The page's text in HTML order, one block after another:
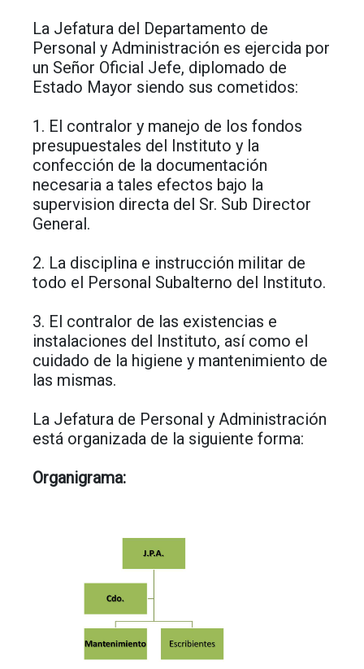
La Jefatura del Departamento de
Personal y Administración es ejercida por
un Señor Oficial Jefe, diplomado de
Estado Mayor siendo sus cometidos:
1. El contralor y manejo de los fondos
presupuestales del Instituto y la
confección de la documentación
necesaria a tales efectos bajo la
supervision directa del Sr. Sub Director
General.
2. La disciplina e instrucción militar de
todo el Personal Subalterno del Instituto.
3. El contralor de las existencias e
instalaciones del Instituto, así como el
cuidado de la higiene y mantenimiento de
las mismas.
La Jefatura de Personal y Administración
está organizada de la siguiente forma:
Organigrama: